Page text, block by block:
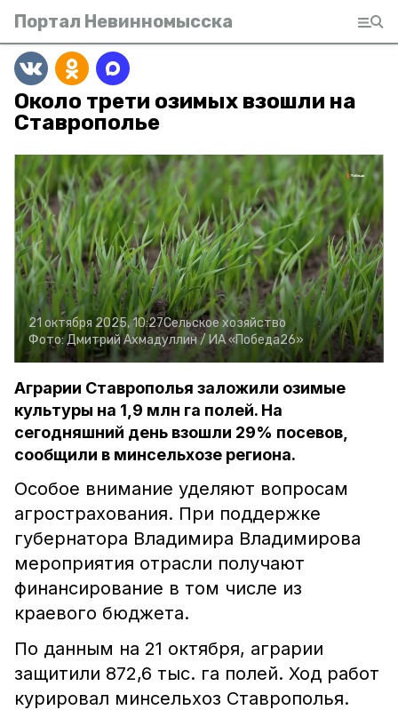
Портал Невинномысска
Около трети озимых взошли на
Ставрополье
21 октября 2025, 10:27Сельское хозяйство
Фото:Дмитрий Ахмадуллин / ИА «Победа26»
Аграрии Ставрополья заложили озимые
культуры на 1,9 млн га полей. На
сегодняшний день взошли 29% посевов,
сообщили в минсельхозе региона.
Особое внимание уделяют вопросам
агрострахования. При поддержке
губернатора Владимира Владимирова
мероприятия отрасли получают
финансирование в том числе из
краевого бюджета.
По данным на 21 октября, аграрии
защитили 872,6 тыс. га полей. Ход работ
курировал минсельхоз Ставрополья.